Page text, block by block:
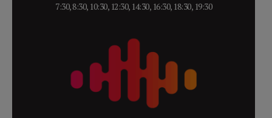
7:30, 8:30, 10:30, 12:30, 14:30, 16:30, 18:30, 19:30